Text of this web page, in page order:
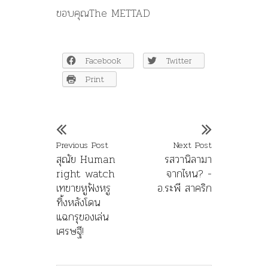
ขอบคุณThe METTAD
Facebook
Twitter
Print
Previous Post
สุณัย Human
right watch
เทขายหูฟังหรู
ทิ้งหลังโดน
แฉกรุของเล่น
เศรษฐี!
Next Post
รสวานิลามา
จากไหน? -
อ.ระพี สาคริก